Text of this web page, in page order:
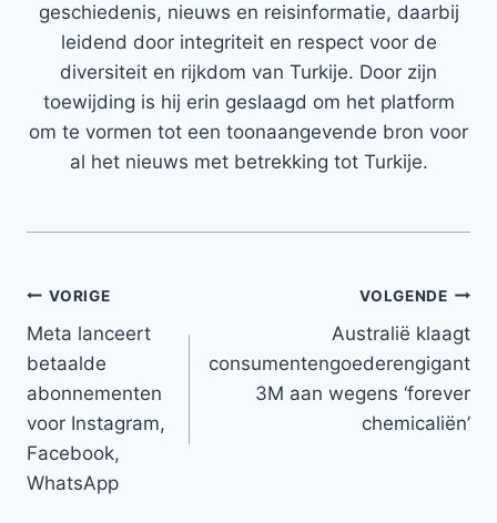
geschiedenis, nieuws en reisinformatie, daarbij
leidend door integriteit en respect voor de
diversiteit en rijkdom van Turkije. Door zijn
toewijding is hij erin geslaagd om het platform
om te vormen tot een toonaangevende bron voor
al het nieuws met betrekking tot Turkije.
Bericht
navigatie
VORIGE
Meta lanceert
betaalde
abonnementen
voor Instagram,
Facebook,
WhatsApp
VOLGENDE
Australië klaagt
consumentengoederengigant
3M aan wegens ‘forever
chemicaliën’